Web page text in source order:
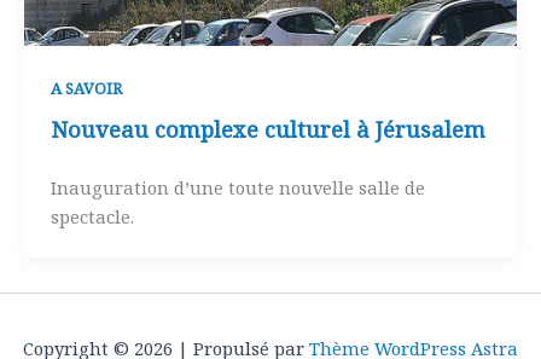
A SAVOIR
Nouveau complexe culturel à Jérusalem
Inauguration d’une toute nouvelle salle de
spectacle.
Copyright © 2026 | Propulsé par Thème WordPress Astra